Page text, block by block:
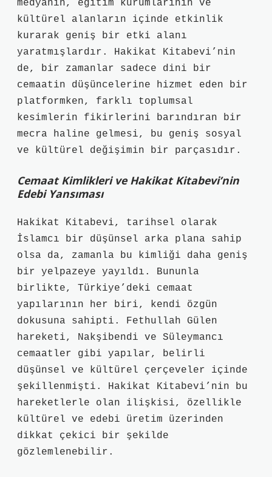
medyanın, eğitim kurumlarının ve
kültürel alanların içinde etkinlik
kurarak geniş bir etki alanı
yaratmışlardır. Hakikat Kitabevi’nin
de, bir zamanlar sadece dini bir
cemaatin düşüncelerine hizmet eden bir
platformken, farklı toplumsal
kesimlerin fikirlerini barındıran bir
mecra haline gelmesi, bu geniş sosyal
ve kültürel değişimin bir parçasıdır.
Cemaat Kimlikleri ve Hakikat Kitabevi’nin
Edebi Yansıması
Hakikat Kitabevi, tarihsel olarak
İslamcı bir düşünsel arka plana sahip
olsa da, zamanla bu kimliği daha geniş
bir yelpazeye yayıldı. Bununla
birlikte, Türkiye’deki cemaat
yapılarının her biri, kendi özgün
dokusuna sahipti. Fethullah Gülen
hareketi, Nakşibendi ve Süleymancı
cemaatler gibi yapılar, belirli
düşünsel ve kültürel çerçeveler içinde
şekillenmişti. Hakikat Kitabevi’nin bu
hareketlerle olan ilişkisi, özellikle
kültürel ve edebi üretim üzerinden
dikkat çekici bir şekilde
gözlemlenebilir.